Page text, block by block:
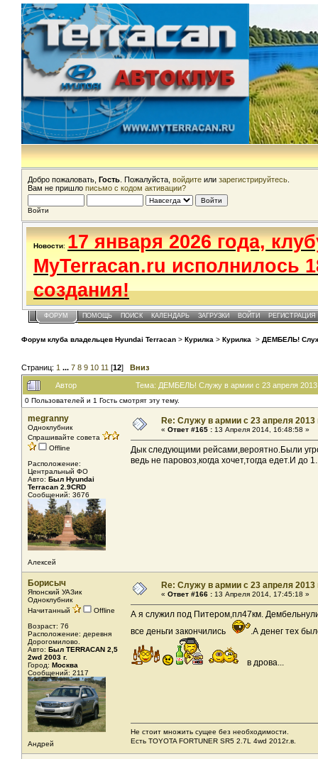
Добро пожаловать, Гость . Пожалуйста, войдите или зарегистрируйтесь
Вам не пришло письмо с кодом активации?
Войти
Новости: 17 января 2026 года,
MyTerracan.ru исполнилось
создания!
ФОРУМ ПОМОЩЬ ПОИСК КАЛЕНДАРЬ ЗАГРУЗКИ ВОЙТИ РЕГИСТРАЦИЯ
Форум клуба владельцев Hyundai Terracan > Курилка > Курилка > ДЕМБЕЛЬ!
Страниц: 1 ... 7 8 9 10 11 [12] Вниз
Автор Тема: ДЕМБЕЛЬ! Служу в армии с 23 апреля 2013
0 Пользователей и 1 Гость смотрят эту тему.
megranny
Одноклубник
Спрашивайте совета
Offline
Расположение:
Центральный ФО
Авто: Был Hyundai
Terracan 2.9CRD
Сообщений: 3676
Алексей
Re: Служу в армии с 23 апреля 2013
« Ответ #165 : 13 Апреля 2014, 16:48:58 »
Дык следующими рейсами,вероятно.Были
ведь не паровоз,когда хочет,тогда едет.И до
Борисыч
Японский УАЗик
Одноклубник
Начитанный
Offline
Возраст: 76
Расположение: деревня
Дорогомилово.
Авто: Был TERRACAN 2,5
2wd 2003 г.
Город: Москва
Сообщений: 2117
Андрей
Re: Служу в армии с 23 апреля 2013
« Ответ #166 : 13 Апреля 2014, 17:45:18 »
А я служил под Питером,пл47км.
все деньги закончились
.А денег тех
в дрова...
Не стоит множить сущее без необходимости.
Есть TOYOTA FORTUNER SR5 2.7L 4wd 2012г.в.